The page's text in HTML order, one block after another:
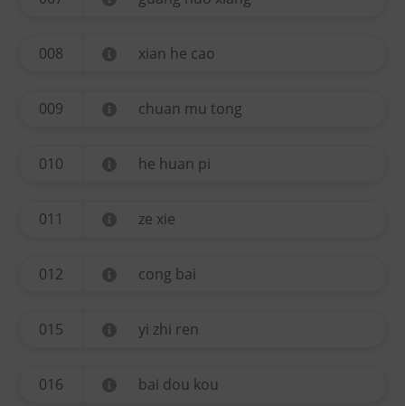
008 xian he cao
009 chuan mu tong
010 he huan pi
011 ze xie
012 cong bai
015 yi zhi ren
016 bai dou kou